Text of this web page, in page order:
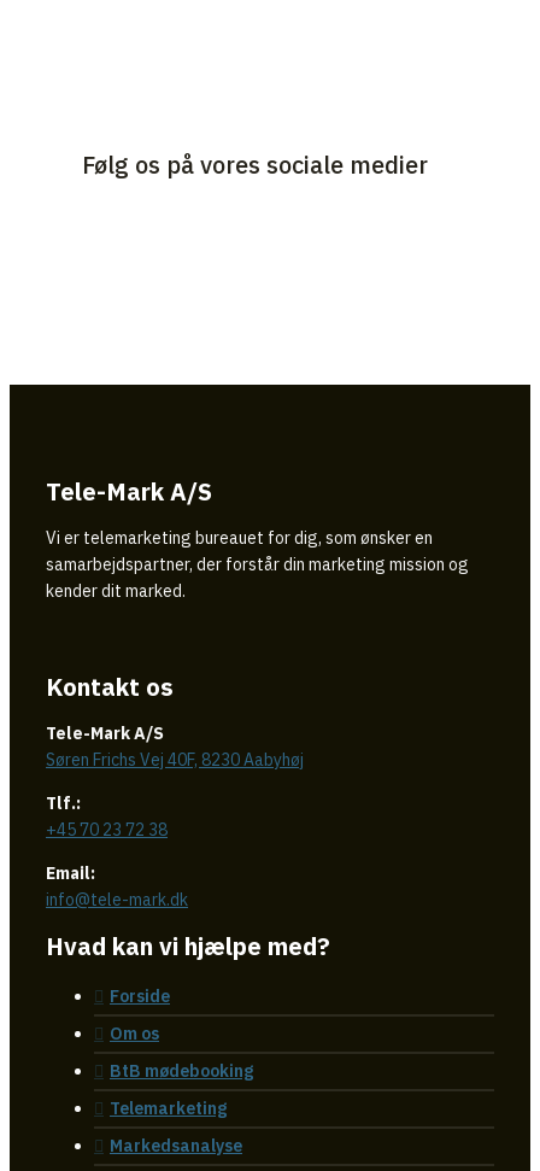
Følg os på vores sociale medier
Tele-Mark A/S
Vi er telemarketing bureauet for dig, som ønsker en
samarbejdspartner, der forstår din marketing mission og
kender dit marked.
Kontakt os
Tele-Mark A/S
Søren Frichs Vej 40F, 8230 Aabyhøj
Tlf.:
+45 70 23 72 38
Email:
info@tele-mark.dk
Hvad kan vi hjælpe med?
Forside
Om os
BtB mødebooking
Telemarketing
Markedsanalyse